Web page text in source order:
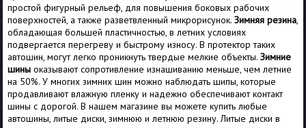
простой фигурный рельеф, для повышения боковых рабочих
поверхностей, а также разветвленный микрорисунок.Зимняя резина,
обладающая большей пластичностью, в летних условиях
подвергается перегреву и быстрому износу. В протектор таких
автошин, могут легко проникнуть твердые мелкие объекты.Зимние
шины оказывают сопротивление изнашиванию меньше, чем летние
на 50%. У многих зимних шин можно наблюдать шипы, которые
продавливают влажную пленку и надежно обеспечивают контакт
шины с дорогой. В нашем магазине вы можете купить любые
автошины, литые диски, зимнюю и летнюю резину. Литые диски в